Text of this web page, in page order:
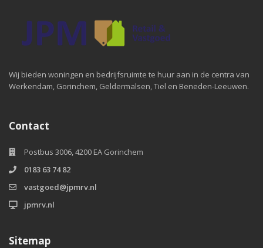
Wij bieden woningen en bedrijfsruimte te huur aan in de centra van
Werkendam, Gorinchem, Geldermalsen, Tiel en Beneden-Leeuwen.
Contact
Postbus 3006, 4200 EA Gorinchem
0183 63 74 82
vastgoed@jpmrv.nl
jpmrv.nl
Sitemap